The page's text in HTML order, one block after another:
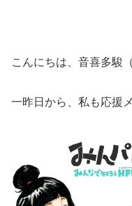
こんにちは、音喜多駿
一昨日から、私も応援